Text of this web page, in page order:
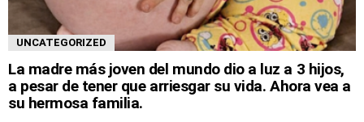
UNCATEGORIZED
La madre más joven del mundo dio a luz a 3 hijos,
a pesar de tener que arriesgar su vida. Ahora vea a
su hermosa familia.